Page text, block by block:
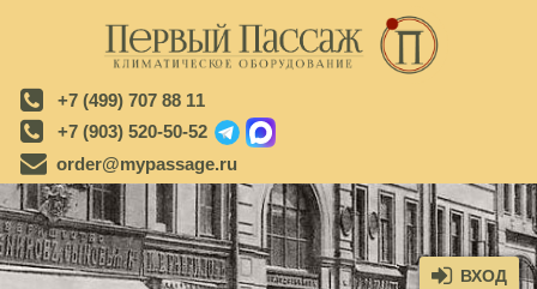
+7 (499) 707 88 11
+7 (903) 520-50-52
order@mypassage.ru
ВХОД